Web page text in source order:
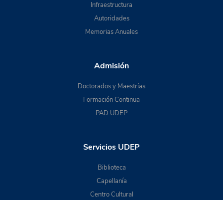
Infraestructura
Autoridades
Memorias Anuales
Admisión
Doctorados y Maestrías
Formación Continua
PAD UDEP
Servicios UDEP
Biblioteca
Capellanía
Centro Cultural